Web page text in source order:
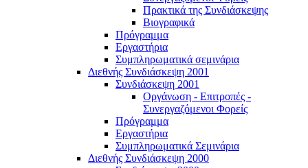
Πρακτικά της Συνδιάσκεψης
Βιογραφικά
Πρόγραμμα
Εργαστήρια
Συμπληρωματικά σεμινάρια
Διεθνής Συνδιάσκεψη 2001
Συνδιάσκεψη 2001
Οργάνωση - Επιτροπές -
Συνεργαζόμενοι Φορείς
Πρόγραμμα
Εργαστήρια
Συμπληρωματικά Σεμινάρια
Διεθνής Συνδιάσκεψη 2000